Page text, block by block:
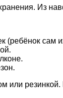
Из
(ребёнок сам
или